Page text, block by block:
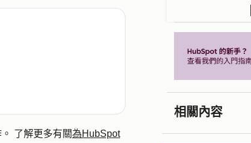
了解更多有關為HubSpot
相關內容